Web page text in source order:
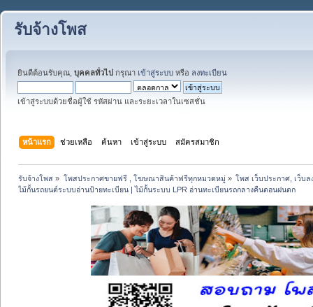
รับจ้างโพส
ยินดีต้อนรับคุณ, บุคคลทั่วไป กรุณา เข้าสู่ระบบ หรือ ลงทะเบียน
เข้าสู่ระบบด้วยชื่อผู้ใช้ รหัสผ่าน และระยะเวลาในเซสชั่น
หน้าแรก ช่วยเหลือ ค้นหา เข้าสู่ระบบ สมัครสมาชิก
รับจ้างโพส » โพสประกาศขายฟรี , โฆษณาสินค้าฟรีทุกหมวดหมู่» โพส เว็บประกาศ, เว็บ
ไม้กั้นรถยนต์ระบบอ่านป้ายทะเบียน | ไม้กั้นระบบ LPR อ่านทะเบียนรถกลางคืนตอนฝนตก